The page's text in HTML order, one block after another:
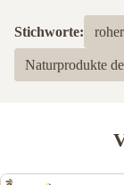
5
A Alexander
Stichworte:
Naturprodukte